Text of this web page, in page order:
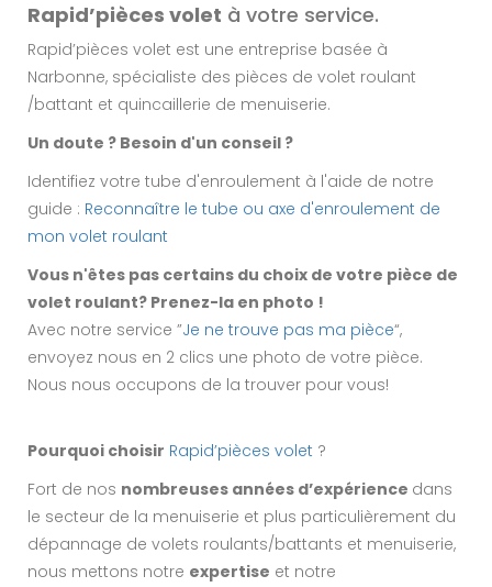
Rapid’pièces volet à votre service.
Rapid’pièces volet est une entreprise basée à
Narbonne, spécialiste des pièces de volet roulant
/battant et quincaillerie de menuiserie.
Un doute ? Besoin d'un conseil ?
Identifiez votre tube d'enroulement à l'aide de notre
guide : Reconnaître le tube ou axe d'enroulement de
mon volet roulant
Vous n'êtes pas certains du choix de votre pièce de
volet roulant? Prenez-la en photo !
Avec notre service ”Je ne trouve pas ma pièce“,
envoyez nous en 2 clics une photo de votre pièce.
Nous nous occupons de la trouver pour vous!
Pourquoi choisir Rapid’pièces volet ?
Fort de nos nombreuses années d’expérience dans
le secteur de la menuiserie et plus particulièrement du
dépannage de volets roulants/battants et menuiserie,
nous mettons notre expertise et notre